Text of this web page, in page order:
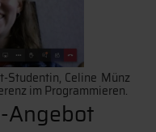
Studentin, Celine Münz
im Programmieren.
Angebot